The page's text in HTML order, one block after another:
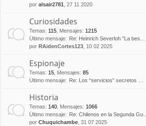
por alsair2781 , 27 11 2020
Curiosidades
Temas: 115 Mensajes: 1215
Último mensaje:
Re: Heinrich Severloh "La bes…
por RAidenCortes123 , 10 02 2025
Espionaje
Temas: 15 Mensajes: 85
Último mensaje:
Re: Los “servicios” secretos …
Historia
Temas: 140 Mensajes: 1066
Último mensaje:
Re: Chilenos en la Segunda Gu…
por Chuquichambe , 31 07 2025